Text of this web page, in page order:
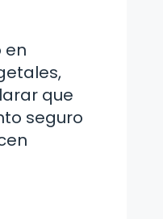
en
que
seguro